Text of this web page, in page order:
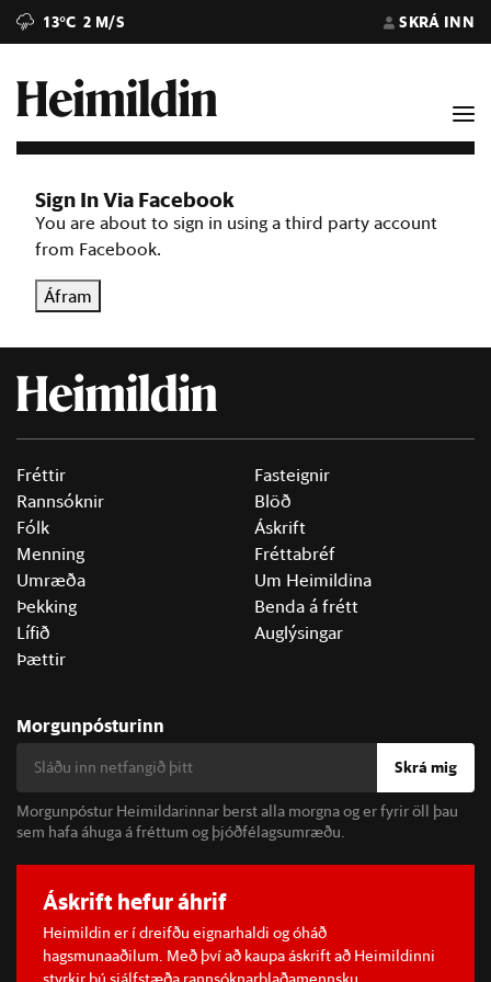
13°C 2 M/S SKRÁ INN
Sign In Via Facebook
You are about to sign in using a third party account
from Facebook.
Áfram
Fréttir
Rannsóknir
Fólk
Menning
Umræða
Þekking
Lífið
Þættir
Fasteignir
Blöð
Áskrift
Fréttabréf
Um Heimildina
Benda á frétt
Auglýsingar
Morgunpósturinn
Skrá mig
Morgunpóstur Heimildarinnar berst alla morgna og er fyrir öll þau
sem hafa áhuga á fréttum og þjóðfélagsumræðu.
Áskrift hefur áhrif
Heimildin er í dreifðu eignarhaldi og óháð
hagsmunaaðilum. Með því að kaupa áskrift að Heimildinni